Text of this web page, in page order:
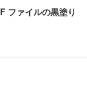
ファイルの黒塗り